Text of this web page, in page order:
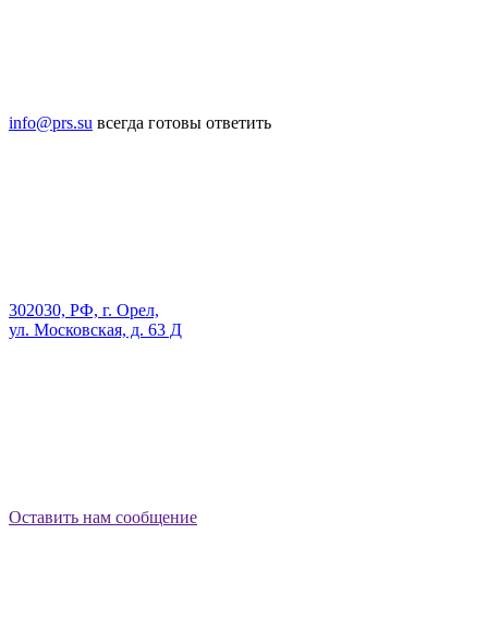
info@prs.su всегда готовы ответить
302030, РФ, г. Орел,
ул. Московская, д. 63 Д
Оставить нам сообщение